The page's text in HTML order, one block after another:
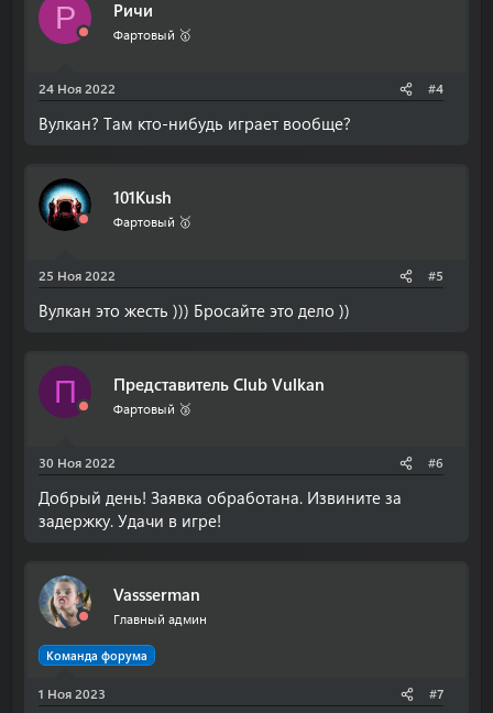
Р Ричи
Фартовый 🥇
24 Ноя 2022 #4
Вулкан? Там кто-нибудь играет вообще?
101Kush
Фартовый 🥇
25 Ноя 2022 #5
Вулкан это жесть ))) Бросайте это дело ))
П Представитель Club Vulkan
Фартовый 🥉
30 Ноя 2022 #6
Добрый день! Заявка обработана. Извините за
задержку. Удачи в игре!
Vassserman
Главный админ
Команда форума
1 Ноя 2023 #7